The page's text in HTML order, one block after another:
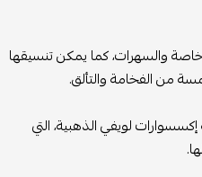
والسهرات، كما يمكن تنسيقها
من الفخامة والتألق.
لويفي الذهبية، التي